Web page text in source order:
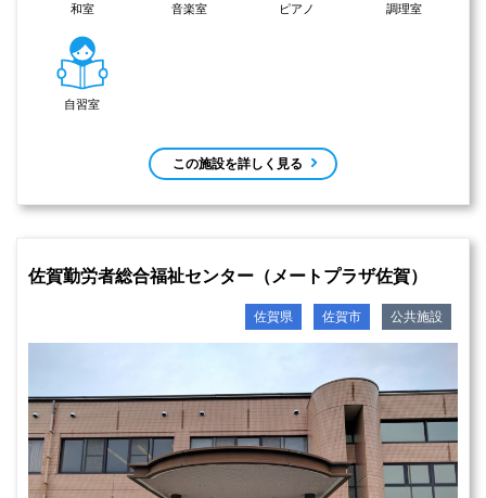
和室 音楽室 ピアノ 調理室
自習室
この施設を詳しく見る
佐賀勤労者総合福祉センター（メートプラザ佐賀）
佐賀県 佐賀市 公共施設